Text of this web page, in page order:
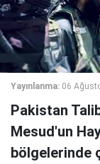
Yayınlanma: 06
Pakistan
Mesud'un
bölgelerinde